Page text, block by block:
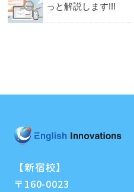
っと解説します!!!
【新宿校】
〒160-0023